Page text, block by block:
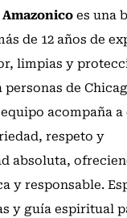
es una
de 12 años de
limpias y
personas de
acompaña a
respeto y
absoluta,
y responsable.
y guía espiritual